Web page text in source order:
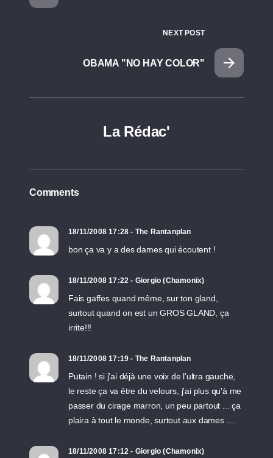
NEXT POST
OBAMA "NO HAY COLOR"
La Rédac'
Comments
18/11/2008 17:28 - The Rantanplan
bon ça va y a des dames qui écoutent !
18/11/2008 17:22 - Giorgio (Chamonix)
Fais gaffes quand même, sur ton gland,
surtout quand on est un GROS GLAND, ça
irrite!!!
18/11/2008 17:19 - The Rantanplan
Putain ! si j'ai déjà une voix de l'ultra gauche,
le reste ça va être du velours, j'ai plus qu'à me
passer du cirage marron, un peu partout ... ça
plaira à tout le monde, surtout aux dames ....
18/11/2008 17:12 - Giorgio (Chamonix)